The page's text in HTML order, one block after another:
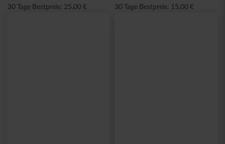
30 Tage Bestpreis: 25,00 € 30 Tage Bestpreis: 15,00 €